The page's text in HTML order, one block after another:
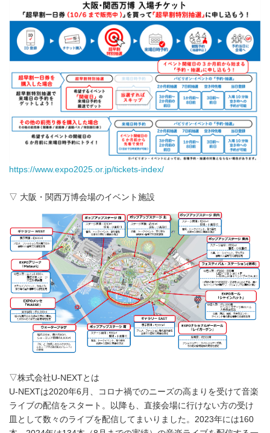
https://www.expo2025.or.jp/tickets-index/
▽ 大阪・関西万博会場のイベント施設
▽株式会社U-NEXTとは
U-NEXTは2020年6月、コロナ禍でのニーズの高まりを受けて音楽
ライブの配信をスタート。以降も、直接会場に行けない方の受け
皿として数々のライブを配信してまいりました。2023年には160